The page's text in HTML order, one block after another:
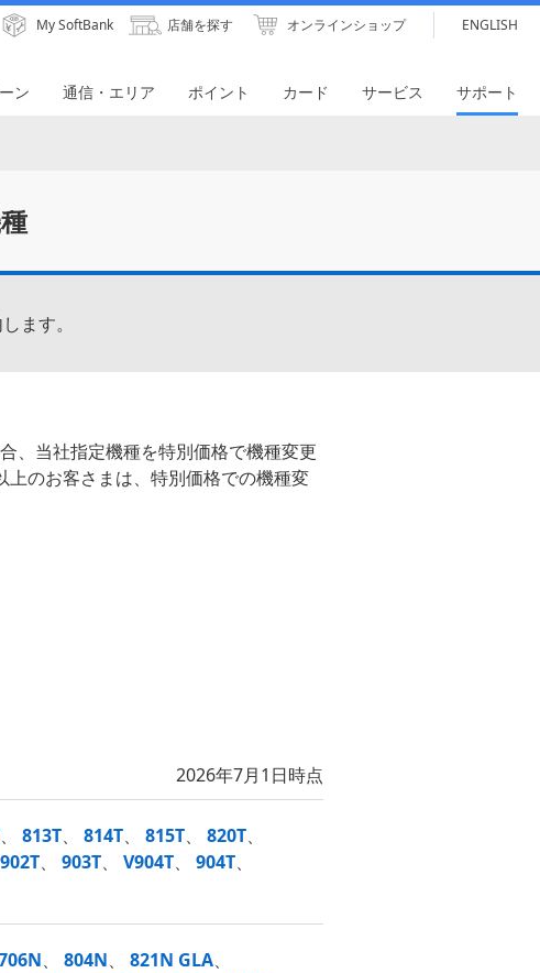
My SoftBank 店舗を探す オンラインショップ ENGLISH
ン 通信・エリア ポイント カード サービス サポート
ます。
、当社指定機種を特別価格で機種変更
のお客さまは、特別価格での機種変
2026年7月1日時点
、 813T、 814T、 815T、 820T、
902T、 903T、 V904T、 904T、
、 804N、 821N GLA、